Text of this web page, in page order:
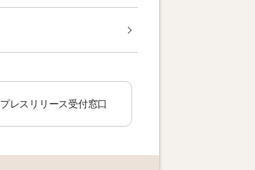
プレスリリース受付窓口